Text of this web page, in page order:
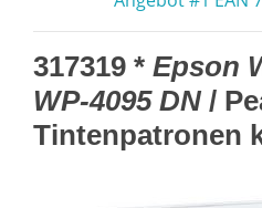
317319 * Epson
WP-4095 DN /
Tintenpatronen